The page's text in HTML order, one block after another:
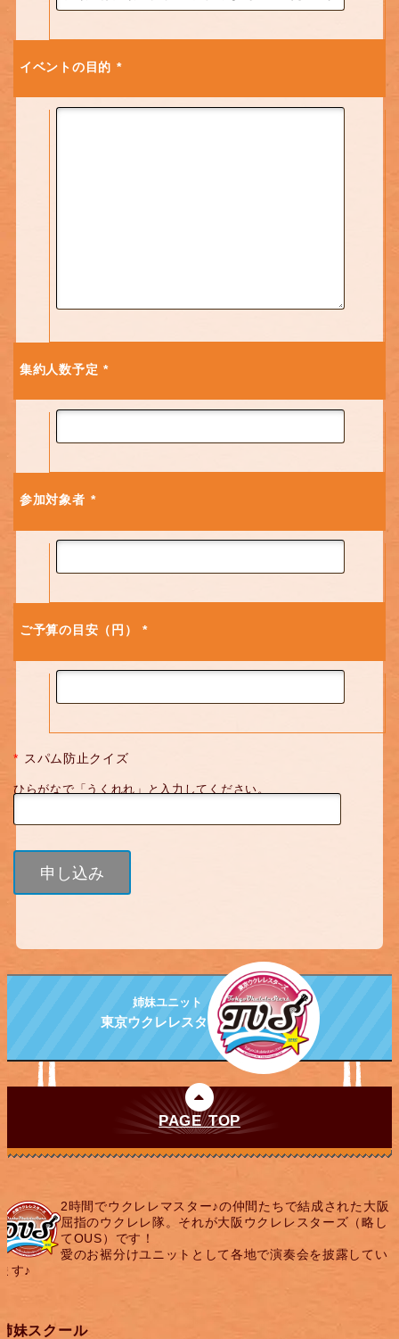
イベントの目的 *
集約人数予定*
参加対象者 *
ご予算の目安（円）*
* スパム防止クイズ
ひらがなで「うくれれ」と入力してください。
姉妹ユニット
東京ウクレレスターズ
PAGE TOP
2時間でウクレレマスター♪の仲間たちで結成された大阪
屈指のウクレレ隊。それが大阪ウクレレスターズ（略し
てOUS）です！
愛のお裾分けユニットとして各地で演奏会を披露してい
す♪
妹スクール